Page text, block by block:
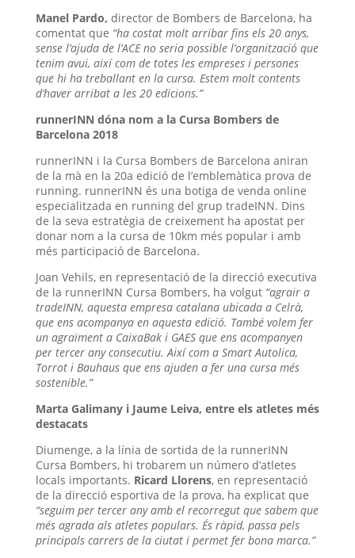
Manel Pardo, director de Bombers de Barcelona, ha
comentat que “ha costat molt arribar fins els 20 anys,
sense l’ajuda de l’ACE no seria possible l’organització que
tenim avui, així com de totes les empreses i persones
que hi ha treballant en la cursa. Estem molt contents
d’haver arribat a les 20 edicions.”
runnerINN dóna nom a la Cursa Bombers de
Barcelona 2018
runnerINN i la Cursa Bombers de Barcelona aniran
de la mà en la 20a edició de l’emblemàtica prova de
running. runnerINN és una botiga de venda online
especialitzada en running del grup tradeINN. Dins
de la seva estratègia de creixement ha apostat per
donar nom a la cursa de 10km més popular i amb
més participació de Barcelona.
Joan Vehils, en representació de la direcció executiva
de la runnerINN Cursa Bombers, ha volgut “agrair a
tradeINN, aquesta empresa catalana ubicada a Celrà,
que ens acompanya en aquesta edició. També volem fer
un agraïment a CaixaBak i GAES que ens acompanyen
per tercer any consecutiu. Així com a Smart Autolica,
Torrot i Bauhaus que ens ajuden a fer una cursa més
sostenible.”
Marta Galimany i Jaume Leiva, entre els atletes més
destacats
Diumenge, a la línia de sortida de la runnerINN
Cursa Bombers, hi trobarem un número d’atletes
locals importants. Ricard Llorens, en representació
de la direcció esportiva de la prova, ha explicat que
“seguim per tercer any amb el recorregut que sabem que
més agrada als atletes populars. És ràpid, passa pels
principals carrers de la ciutat i permet fer bona marca.”